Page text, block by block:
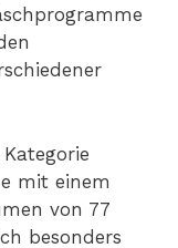
mit einem
von 77
besonders